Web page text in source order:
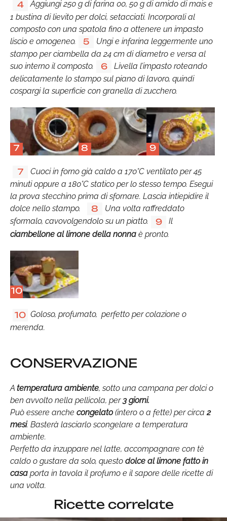
4
Aggiungi 250 g di farina 00, 50 g di amido di mais e
1 bustina di lievito per dolci, setacciati. Incorporali al
composto con una spatola fino a ottenere un impasto
liscio e omogeneo.
5
Ungi e infarina leggermente uno
stampo per ciambella da 24 cm di diametro e versa al
suo interno il composto.
6
Livella l’impasto roteando
delicatamente lo stampo sul piano di lavoro, quindi
cospargi la superficie con granella di zucchero.
7 8 9
7
Cuoci in forno già caldo a 170°C ventilato per 45
minuti oppure a 180°C statico per lo stesso tempo. Esegui
la prova stecchino prima di sfornare. Lascia intiepidire il
dolce nello stampo.
8
Una volta raffreddato
sformalo, cavovolgendolo su un piatto.
9
Il
ciambellone al limone della nonna è pronto.
10
10 Goloso, profumato, perfetto per colazione o
merenda.
CONSERVAZIONE
A temperatura ambiente, sotto una campana per dolci o
ben avvolto nella pellicola, per3 giorni.
Può essere anche congelato(intero o a fette) per circa 2
mesi. Basterà lasciarlo scongelare a temperatura
ambiente.
Perfetto da inzuppare nel latte, accompagnare con tè
caldo o gustare da solo, questo dolce al limone fatto in
casa porta in tavola il profumo e il sapore delle ricette di
una volta.
Ricette correlate